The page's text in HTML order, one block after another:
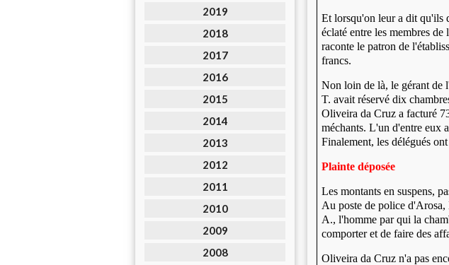
2019
2018
2017
2016
2015
2014
2013
2012
2011
2010
2009
2008
Et lorsqu'on leur a dit qu'ils
éclaté entre les membres
raconte le patron de
francs.
Non loin de là, le gérant de
T. avait réservé dix
Oliveira da Cruz a facturé
méchants. L'un d'entre eux
Finalement, les délégués
Plainte déposée
Les montants en suspens,
Au poste de police d'Arosa,
A., l'homme par qui la
comporter et de faire des
Oliveira da Cruz n'a pas